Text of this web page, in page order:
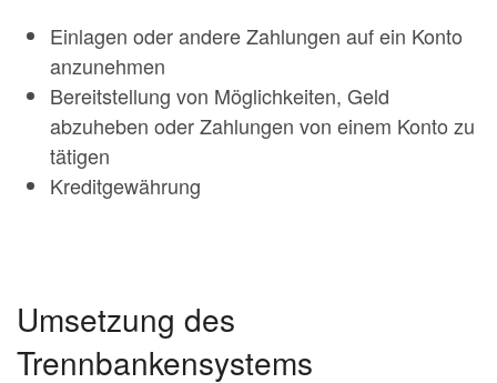
Einlagen oder andere Zahlungen auf ein Konto
anzunehmen
Bereitstellung von Möglichkeiten, Geld
abzuheben oder Zahlungen von einem Konto zu
tätigen
Kreditgewährung
Umsetzung des
Trennbankensystems